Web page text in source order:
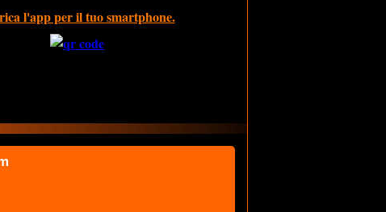
l'app per il tuo smartphone.